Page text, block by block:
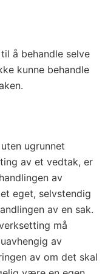
å behandle selve
kunne behandle
ugrunnet
av et vedtak, er
av
eget, selvstendig
av en sak.
må
av
av om det skal